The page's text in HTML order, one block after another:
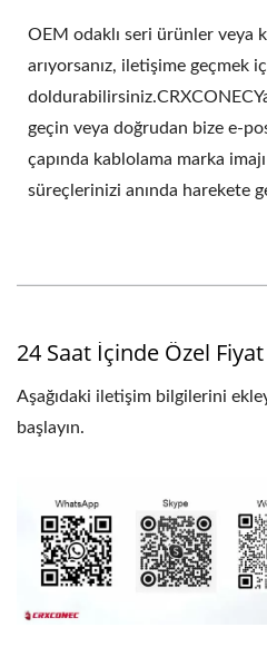
OEM odaklı seri ürünler veya
arıyorsanız, iletişime geçmek
geçin veya doğrudan bize e-
çapında kablolama marka
süreçlerinizi anında harekete
24 Saat İçinde Özel
Aşağıdaki iletişim bilgilerini
başlayın.